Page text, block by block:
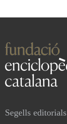
Segells editorials